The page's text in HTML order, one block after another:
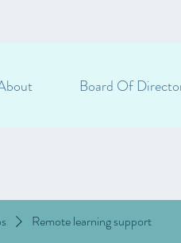
Board Of
Remote learning support